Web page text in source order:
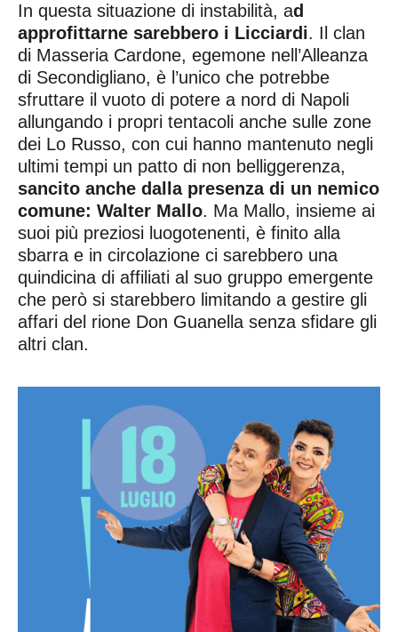
In questa situazione di instabilità, ad
approfittarne sarebbero i Licciardi. Il clan
di Masseria Cardone, egemone nell’Alleanza
di Secondigliano, è l’unico che potrebbe
sfruttare il vuoto di potere a nord di Napoli
allungando i propri tentacoli anche sulle zone
dei Lo Russo, con cui hanno mantenuto negli
ultimi tempi un patto di non belliggerenza,
sancito anche dalla presenza di un nemico
comune: Walter Mallo. Ma Mallo, insieme ai
suoi più preziosi luogotenenti, è finito alla
sbarra e in circolazione ci sarebbero una
quindicina di affiliati al suo gruppo emergente
che però si starebbero limitando a gestire gli
affari del rione Don Guanella senza sfidare gli
altri clan.